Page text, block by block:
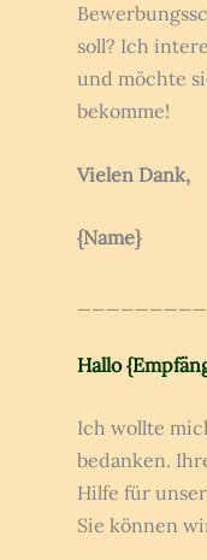
soll? Ich
und möchte
bekomme!
Vielen Dank,
{Name}
Hallo
Ich wollte
bedanken.
Hilfe für
Sie können